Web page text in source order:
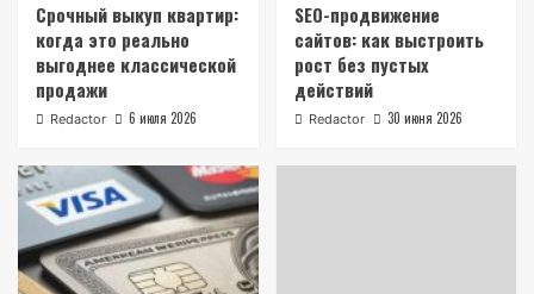
Срочный выкуп квартир:
когда это реально
выгоднее классической
продажи
Redactor 6 июля 2026
SEO-продвижение
сайтов: как выстроить
рост без пустых
действий
Redactor 30 июня 2026